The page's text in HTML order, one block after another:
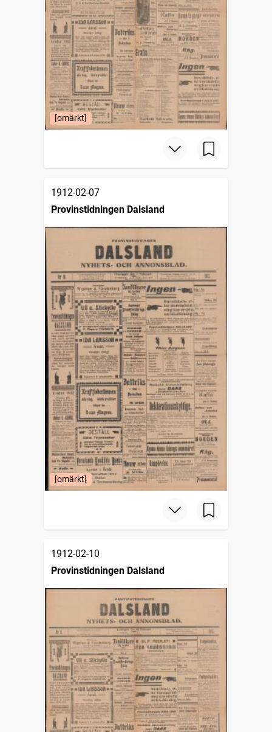
[omärkt]
1912-02-07
Provinstidningen Dalsland
[omärkt]
1912-02-10
Provinstidningen Dalsland